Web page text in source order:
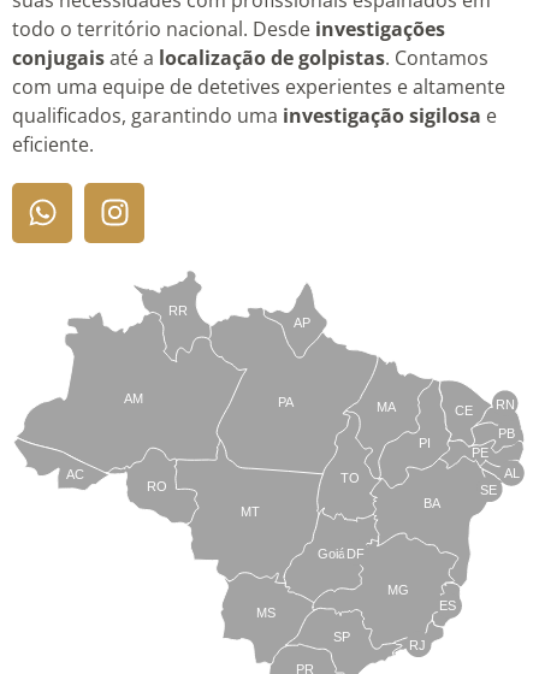
todo o território nacional. Desde investigações
conjugaisaté a localização de golpistas. Contamos
com uma equipe de detetives experientes e altamente
qualificados, garantindo uma investigação sigilosa e
eficiente.
TO
BA
SE
PE
AL
RN
CE
PI
MA
AP
PA
RR
AM
AC
RO
MT
MS
Goiás
PR
SP
MG
RJ
ES
DF
PB